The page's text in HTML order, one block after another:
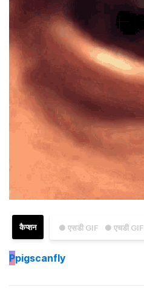
● एसडी GIF ● एचडी GIF
कैप्शन
Ppigscanfly